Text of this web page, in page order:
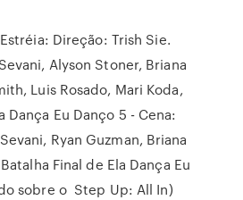
Direção: Trish Sie.
Alyson Stoner, Briana
Luis Rosado, Mari Koda,
Dança Eu Danço 5 - Cena:
Ryan Guzman, Briana
Final de Ela Dança Eu
sobre o Step Up: All In)